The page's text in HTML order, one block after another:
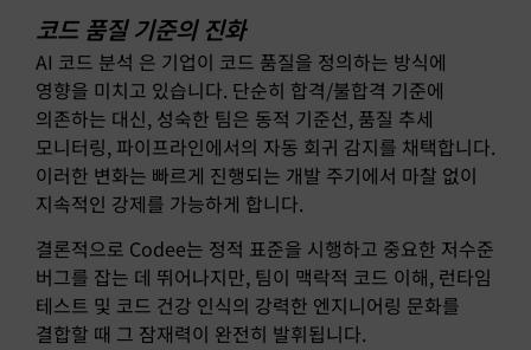
코드 품질 기준의 진화
AI 코드 분석 은 기업이 코드 품질을 정의하는 방식에
영향을 미치고 있습니다. 단순히 합격/불합격 기준에
의존하는 대신, 성숙한 팀은 동적 기준선, 품질 추세
모니터링, 파이프라인에서의 자동 회귀 감지를 채택합니다.
이러한 변화는 빠르게 진행되는 개발 주기에서 마찰 없이
지속적인 강제를 가능하게 합니다.
결론적으로 Codee는 정적 표준을 시행하고 중요한 저수준
버그를 잡는 데 뛰어나지만, 팀이 맥락적 코드 이해, 런타임
테스트 및 코드 건강 인식의 강력한 엔지니어링 문화를
결합할 때 그 잠재력이 완전히 발휘됩니다.